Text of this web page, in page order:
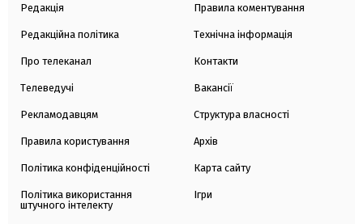
Редакція
Редакційна політика
Про телеканал
Телеведучі
Рекламодавцям
Правила користування
Політика конфіденційності
Політика використання
штучного інтелекту
Правила коментування
Технічна інформація
Контакти
Вакансії
Структура власності
Архів
Карта сайту
Ігри